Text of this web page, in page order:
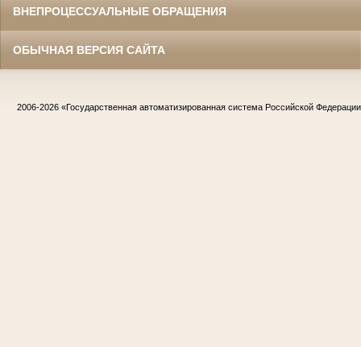
ВНЕПРОЦЕССУАЛЬНЫЕ ОБРАЩЕНИЯ
ОБЫЧНАЯ ВЕРСИЯ САЙТА
2006-2026 «Государственная автоматизированная система Российской